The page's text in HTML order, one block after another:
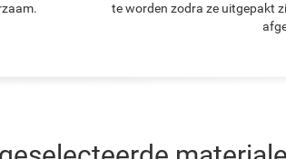
te worden zodra ze uitgepakt